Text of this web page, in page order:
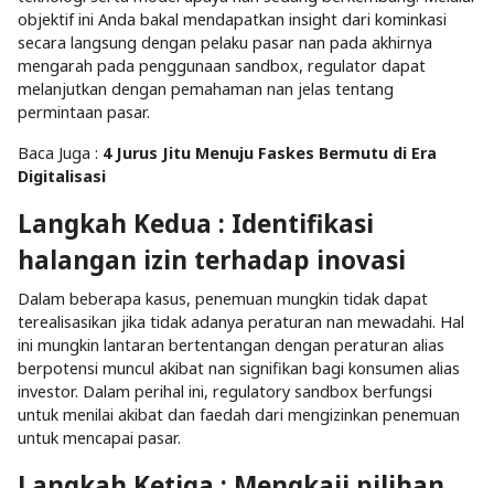
objektif ini Anda bakal mendapatkan insight dari kominkasi
secara langsung dengan pelaku pasar nan pada akhirnya
mengarah pada penggunaan sandbox, regulator dapat
melanjutkan dengan pemahaman nan jelas tentang
permintaan pasar.
Baca Juga : 4 Jurus Jitu Menuju Faskes Bermutu di Era
Digitalisasi
Langkah Kedua : Identifikasi
halangan izin terhadap inovasi
Dalam beberapa kasus, penemuan mungkin tidak dapat
terealisasikan jika tidak adanya peraturan nan mewadahi. Hal
ini mungkin lantaran bertentangan dengan peraturan alias
berpotensi muncul akibat nan signifikan bagi konsumen alias
investor. Dalam perihal ini, regulatory sandbox berfungsi
untuk menilai akibat dan faedah dari mengizinkan penemuan
untuk mencapai pasar.